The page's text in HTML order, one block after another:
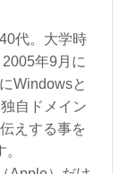
代。大学時
年9月に
Windowsと
自ドメイン
えする事を